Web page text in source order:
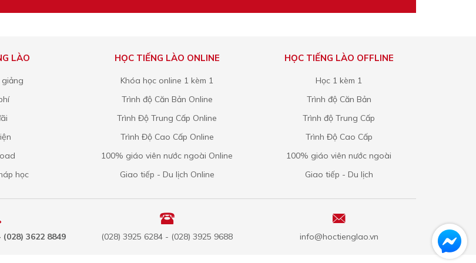
LÀO
giảng
học
HỌC TIẾNG LÀO ONLINE
Khóa học online 1 kèm 1
Trình độ Căn Bản Online
Trình Độ Trung Cấp Online
Trình Độ Cao Cấp Online
100% giáo viên nước ngoài Online
Giao tiếp - Du lịch Online
HỌC TIẾNG LÀO OFFLINE
Học 1 kèm 1
Trình độ Căn Bản
Trình độ Trung Cấp
Trình Độ Cao Cấp
100% giáo viên nước ngoài
Giao tiếp - Du lịch
(028) 3622 8849 (028) 3925 6284 - (028) 3925 9688 info@hoctienglao.vn